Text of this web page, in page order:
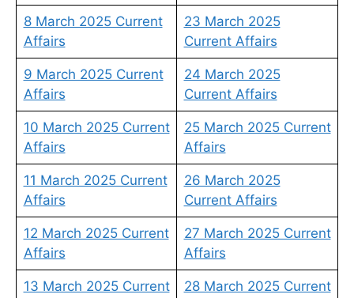
8 March 2025 Current
Affairs
23 March 2025
Current Affairs
9 March 2025 Current
Affairs
24 March 2025
Current Affairs
10 March 2025 Current
Affairs
25 March 2025 Current
Affairs
11 March 2025 Current
Affairs
26 March 2025
Current Affairs
12 March 2025 Current
Affairs
27 March 2025 Current
Affairs
13 March 2025 Current
28 March 2025 Current